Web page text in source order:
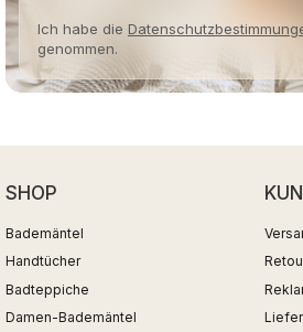
Ich habe die
genommen.
SHOP
Bademäntel
Handtücher
Badteppiche
Damen-Bademäntel